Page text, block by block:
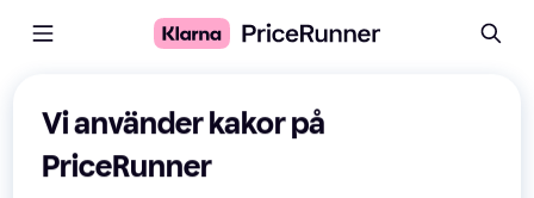
Jämför produkter
Visa endast skillnader
Vi använder kakor på
PriceRunner